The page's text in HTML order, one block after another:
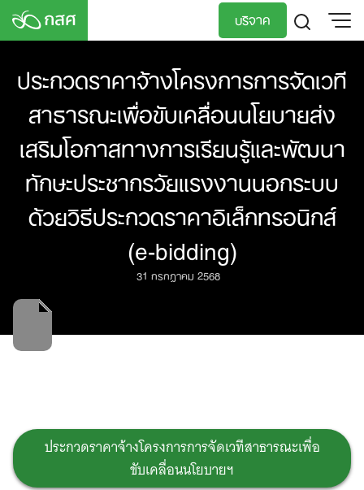
Skip
บริจาค
ประกวดราคาจ้างโครงการการจัดเวที
สาธารณะเพื่อขับเคลื่อนนโยบายส่ง
เสริมโอกาสทางการเรียนรู้และพัฒนา
ทักษะประชากรวัยแรงงานนอกระบบ
ด้วยวิธีประกวดราคาอิเล็กทรอนิกส์
(e-bidding)
31 กรกฎาคม 2568
ประกวดราคาจ้างโครงการการจัดเวทีสาธารณะเพื่อ
ขับเคลื่อนนโยบายฯ